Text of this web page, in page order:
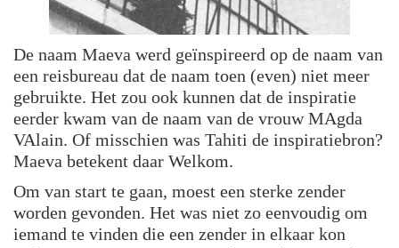
De naam Maeva werd geïnspireerd op de naam van
een reisbureau dat de naam toen (even) niet meer
gebruikte. Het zou ook kunnen dat de inspiratie
eerder kwam van de naam van de vrouw MAgda
VAlain. Of misschien was Tahiti de inspiratiebron?
Maeva betekent daar Welkom.
Om van start te gaan, moest een sterke zender
worden gevonden. Het was niet zo eenvoudig om
iemand te vinden die een zender in elkaar kon